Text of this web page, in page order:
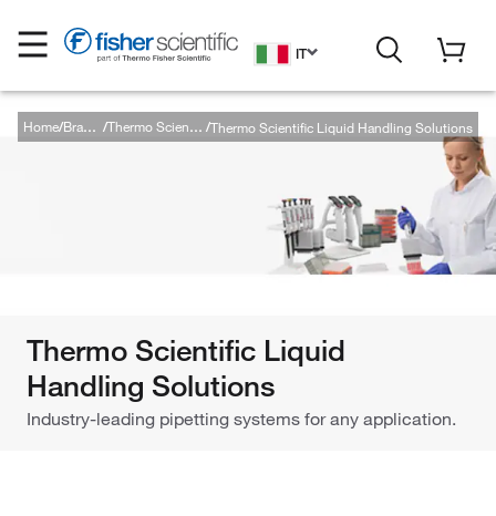
IT
Home Brands Thermo Scientific Thermo Scientific Liquid Handling Solutions
Thermo Scientific Liquid
Handling Solutions
Industry-leading pipetting systems for any application.